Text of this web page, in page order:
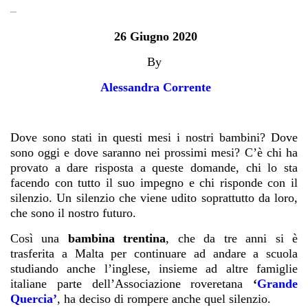
–
26 Giugno 2020
By
Alessandra Corrente
Dove sono stati in questi mesi i nostri bambini? Dove
sono oggi e dove saranno nei prossimi mesi? C’è chi ha
provato a dare risposta a queste domande, chi lo sta
facendo con tutto il suo impegno e chi risponde con il
silenzio. Un silenzio che viene udito soprattutto da loro,
che sono il nostro futuro.
Così una bambina trentina, che da tre anni si è
trasferita a Malta per continuare ad andare a scuola
studiando anche l’inglese, insieme ad altre famiglie
italiane parte dell’Associazione roveretana ‘Grande
Quercia’, ha deciso di rompere anche quel silenzio.